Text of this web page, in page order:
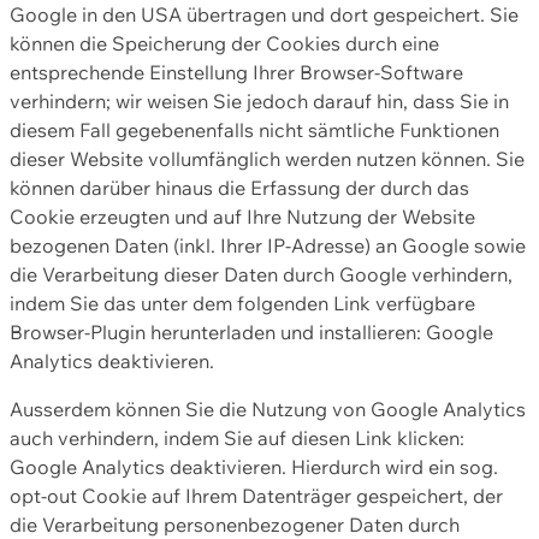
Google in den USA übertragen und dort gespeichert. Sie
können die Speicherung der Cookies durch eine
entsprechende Einstellung Ihrer Browser-Software
verhindern; wir weisen Sie jedoch darauf hin, dass Sie in
diesem Fall gegebenenfalls nicht sämtliche Funktionen
dieser Website vollumfänglich werden nutzen können. Sie
können darüber hinaus die Erfassung der durch das
Cookie erzeugten und auf Ihre Nutzung der Website
bezogenen Daten (inkl. Ihrer IP-Adresse) an Google sowie
die Verarbeitung dieser Daten durch Google verhindern,
indem Sie das unter dem folgenden Link verfügbare
Browser-Plugin herunterladen und installieren: Google
Analytics deaktivieren.
Ausserdem können Sie die Nutzung von Google Analytics
auch verhindern, indem Sie auf diesen Link klicken:
Google Analytics deaktivieren. Hierdurch wird ein sog.
opt-out Cookie auf Ihrem Datenträger gespeichert, der
die Verarbeitung personenbezogener Daten durch